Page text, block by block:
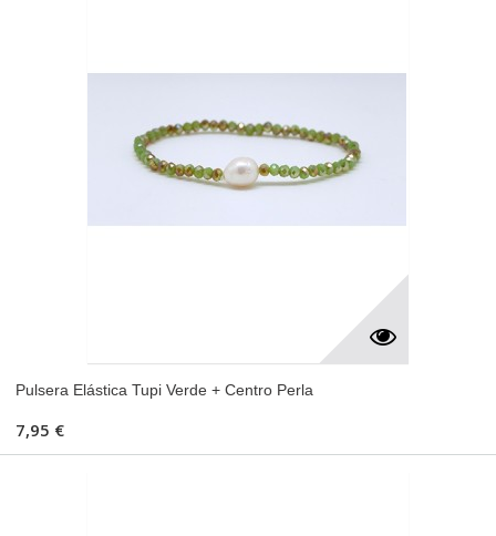
Pulsera Elástica Tupi Verde + Centro Perla
7,95 €